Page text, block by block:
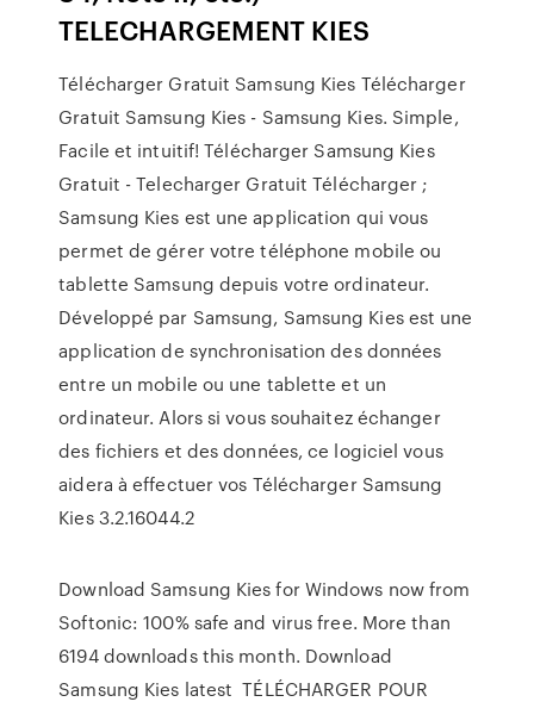
TELECHARGEMENT KIES
Télécharger Gratuit Samsung Kies Télécharger
Gratuit Samsung Kies - Samsung Kies. Simple,
Facile et intuitif! Télécharger Samsung Kies
Gratuit - Telecharger Gratuit Télécharger ;
Samsung Kies est une application qui vous
permet de gérer votre téléphone mobile ou
tablette Samsung depuis votre ordinateur.
Développé par Samsung, Samsung Kies est une
application de synchronisation des données
entre un mobile ou une tablette et un
ordinateur. Alors si vous souhaitez échanger
des fichiers et des données, ce logiciel vous
aidera à effectuer vos Télécharger Samsung
Kies 3.2.16044.2
Download Samsung Kies for Windows now from
Softonic: 100% safe and virus free. More than
6194 downloads this month. Download
Samsung Kies latest TÉLÉCHARGER POUR